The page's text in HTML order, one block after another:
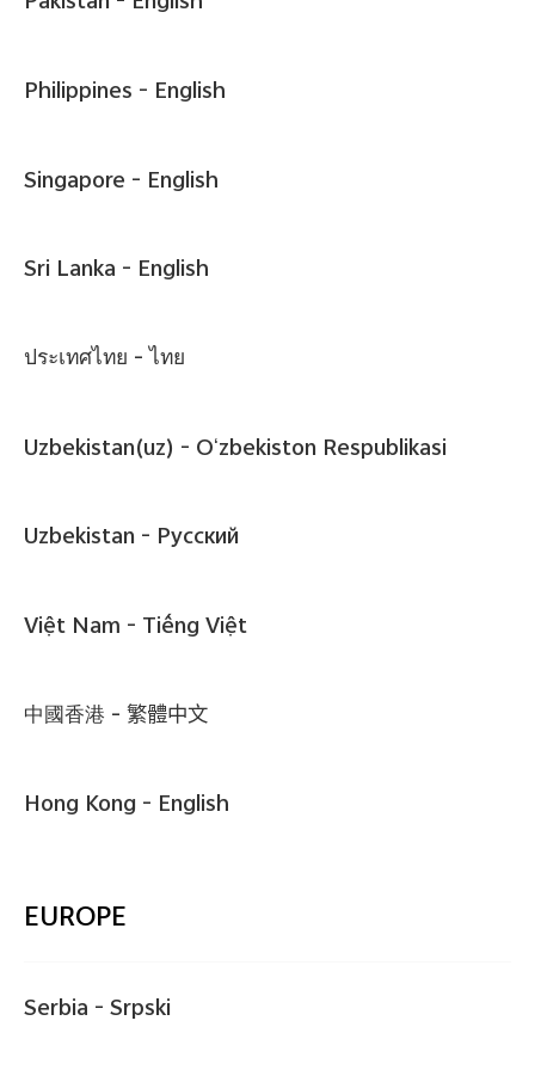
Philippines - English
Singapore - English
Sri Lanka - English
ประเทศไทย -ไทย
Uzbekistan(uz) - Oʻzbekiston Respublikasi
Uzbekistan - Pусский
Việt Nam - Tiếng Việt
中國香港 - 繁體中文
Hong Kong - English
EUROPE
Serbia - Srpski